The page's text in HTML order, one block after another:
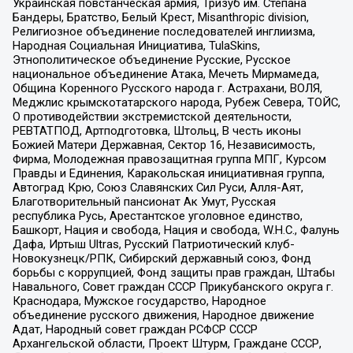
Украинская повстанческая армия, Тризуб им. Степана
Бандеры, Братство, Белый Крест, Misanthropic division,
Религиозное объединение последователей инглиизма,
Народная Социальная Инициатива, TulaSkins,
Этнополитическое объединение Русские, Русское
национальное объединение Атака, Мечеть Мирмамеда,
Община Коренного Русского народа г. Астрахани, ВОЛЯ,
Меджлис крымскотатарского народа, Рубеж Севера, ТОЙС,
О противодействии экстремистской деятельности,
РЕВТАТПОД, Артподготовка, Штольц, В честь иконы
Божией Матери Державная, Сектор 16, Независимость,
Фирма, Молодежная правозащитная группа МПГ, Курсом
Правды и Единения, Каракольская инициативная группа,
Автоград Крю, Союз Славянских Сил Руси, Алля-Аят,
Благотворительный пансионат Ак Умут, Русская
республика Русь, Арестантское уголовное единство,
Башкорт, Нация и свобода, Нация и свобода, W.H.С., Фалунь
Дафа, Иртыш Ultras, Русский Патриотический клуб-
Новокузнецк/РПК, Сибирский державный союз, Фонд
борьбы с коррупцией, Фонд защиты прав граждан, Штабы
Навального, Совет граждан СССР Прикубанского округа г.
Краснодара, Мужское государство, Народное
объединение русского движения, Народное движение
Адат, Народный совет граждан РСФСР СССР
Архангельской области, Проект Штурм, Граждане СССР,